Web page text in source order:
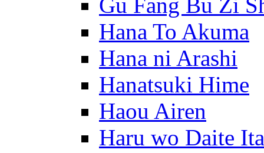
Hana To Akuma
Hana ni Arashi
Hanatsuki Hime
Haou Airen
Haru wo Daite Ita